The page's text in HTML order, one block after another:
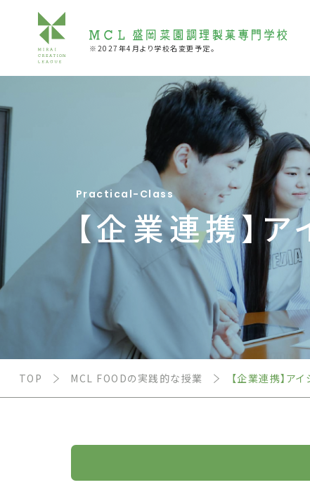
※2027年4月より学校名変更予定。
Practical-Class
【企業連携】
TOP MCL FOODの実践的な授業 【企業連携】ア